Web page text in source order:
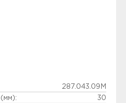
287.043.09M
30